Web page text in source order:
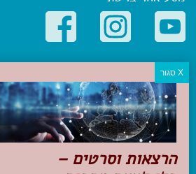
קטגוריות פופולריות
יעדים
טיולים בישראל
מלונות בוטיק בישראל
טיפים והמלצות
הכנות לנסיעה
הרצאות וסרטים –